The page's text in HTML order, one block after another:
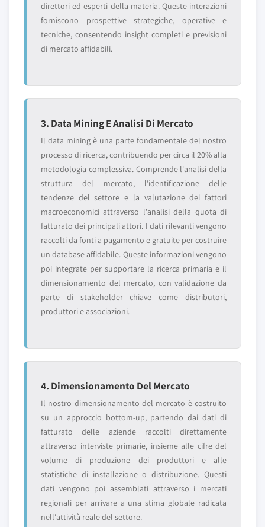
direttori ed esperti della materia. Queste interazioni
forniscono prospettive strategiche, operative e
tecniche, consentendo insight completi e previsioni
di mercato affidabili.
3. Data Mining E Analisi Di Mercato
Il data mining è una parte fondamentale del nostro
processo di ricerca, contribuendo per circa il 20% alla
metodologia complessiva. Comprende l'analisi della
struttura del mercato, l'identificazione delle
tendenze del settore e la valutazione dei fattori
macroeconomici attraverso l'analisi della quota di
fatturato dei principali attori. I dati rilevanti vengono
raccolti da fonti a pagamento e gratuite per costruire
un database affidabile. Queste informazioni vengono
poi integrate per supportare la ricerca primaria e il
dimensionamento del mercato, con validazione da
parte di stakeholder chiave come distributori,
produttori e associazioni.
4. Dimensionamento Del Mercato
Il nostro dimensionamento del mercato è costruito
su un approccio bottom-up, partendo dai dati di
fatturato delle aziende raccolti direttamente
attraverso interviste primarie, insieme alle cifre del
volume di produzione dei produttori e alle
statistiche di installazione o distribuzione. Questi
dati vengono poi assemblati attraverso i mercati
regionali per arrivare a una stima globale radicata
nell'attività reale del settore.